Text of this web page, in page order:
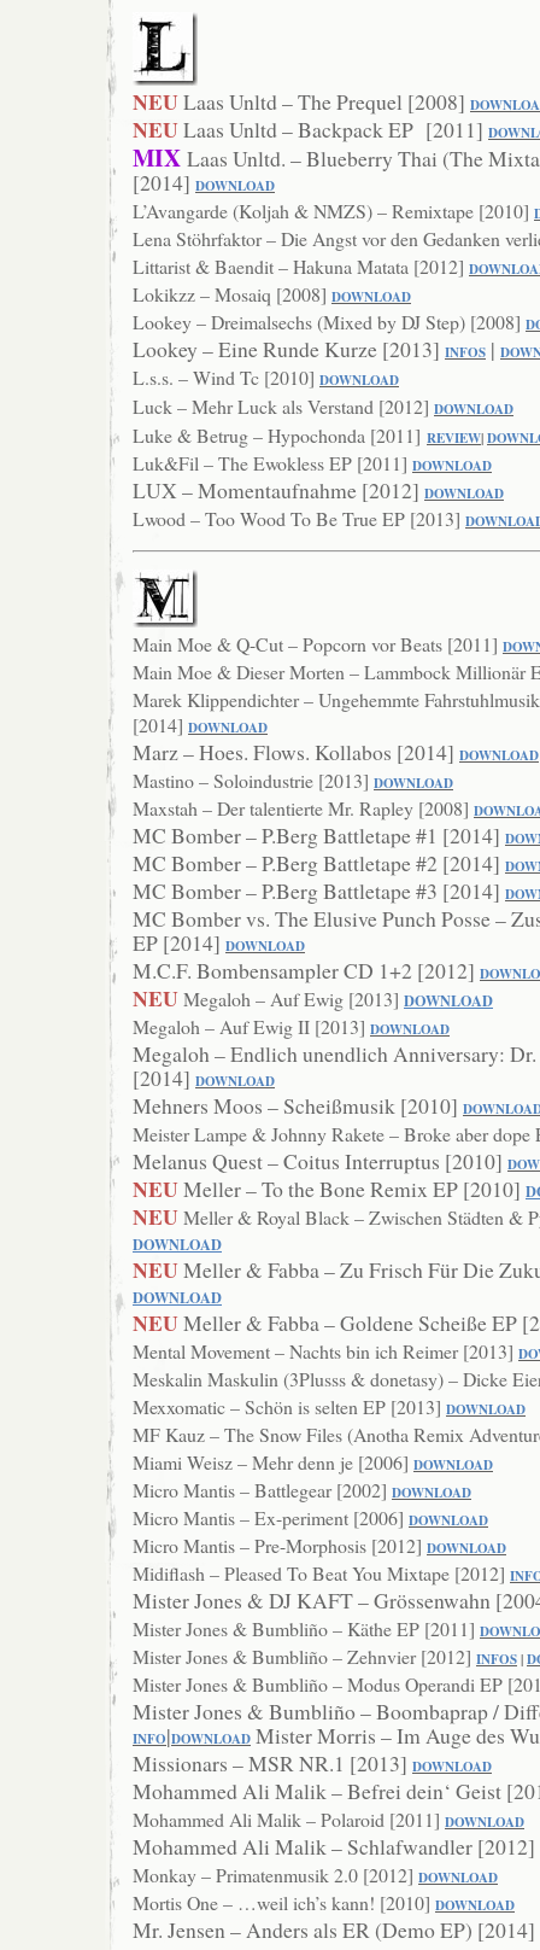
NEULaas Unltd – The Prequel [2008]
NEULaas Unltd – Backpack EP [2011]
MIX Laas Unltd. – Blueberry Thai (The
[2014] DOWNLOAD
L’Avangarde (Koljah & NMZS) – Remixtape [2010]
Lena Stöhrfaktor – Die Angst vor den Gedanken
Littarist & Baendit – Hakuna Matata [2012] DOW
Lokikzz – Mosaiq [2008] DOWNLOAD
Lookey – Dreimalsechs (Mixed by DJ Step) [2008]
Lookey – Eine Runde Kurze [2013] INFOS |
L.s.s. – Wind Tc [2010] DOWNLOAD
Luck – Mehr Luck als Verstand [2012] DOWNLOAD
Luke & Betrug – Hypochonda [2011] REVIEW|
Luk&Fil – The Ewokless EP [2011] DOWNLOAD
LUX – Momentaufnahme [2012] DOWNLOAD
Lwood – Too Wood To Be True EP [2013]
Main Moe & Q-Cut – Popcorn vor Beats [2011]
Main Moe & Dieser Morten – Lammbock Millionär
Marek Klippendichter – Ungehemmte
[2014] DOWNLOAD
Marz – Hoes. Flows. Kollabos [2014] DOWNLOAD
Mastino – Soloindustrie [2013] DOWNLOAD
Maxstah – Der talentierte Mr. Rapley [2008]
MC Bomber – P.Berg Battletape #1 [2014]
MC Bomber – P.Berg Battletape #2 [2014]
MC Bomber – P.Berg Battletape #3 [2014]
MC Bomber vs. The Elusive Punch Posse –
EP [2014] DOWNLOAD
M.C.F. Bombensampler CD 1+2 [2012]
NEUMegaloh – Auf Ewig [2013] DOWNLOAD
Megaloh – Auf Ewig II [2013] DOWNLOAD
Megaloh – Endlich unendlich Anniversary:
[2014] DOWNLOAD
Mehners Moos – Scheißmusik [2010]
Meister Lampe & Johnny Rakete – Broke aber
Melanus Quest – Coitus Interruptus [2010]
NEUMeller – To the Bone Remix EP [2010]
NEUMeller & Royal Black – Zwischen Städten &
DOWNLOAD
NEUMeller & Fabba – Zu Frisch Für Die
DOWNLOAD
NEUMeller & Fabba – Goldene Scheiße EP
Mental Movement – Nachts bin ich Reimer [2013]
Meskalin Maskulin (3Plusss & donetasy) – Dicke
Mexxomatic – Schön is selten EP [2013] DOWNLOAD
MF Kauz – The Snow Files (Anotha Remix
Miami Weisz – Mehr denn je [2006] DOWNLOAD
Micro Mantis – Battlegear [2002] DOWNLOAD
Micro Mantis – Ex-periment [2006] DOWNLOAD
Micro Mantis – Pre-Morphosis [2012] DOWNLOAD
Midiflash – Pleased To Beat You Mixtape [2012]
Mister Jones & DJ KAFT – Grössenwahn
Mister Jones & Bumbliño – Käthe EP [2011]
Mister Jones & Bumbliño – Zehnvier [2012] INFOS|
Mister Jones & Bumbliño – Modus Operandi EP
Mister Jones & Bumbliño – Boombaprap /
INFO|DOWNLOAD Mister Morris – Im Auge des
Missionars – MSR NR.1 [2013] DOWNLOAD
Mohammed Ali Malik – Befrei dein‘ Geist
Mohammed Ali Malik – Polaroid [2011] DOWNLOAD
Mohammed Ali Malik – Schlafwandler [2012]
Monkay – Primatenmusik 2.0 [2012] DOWNLOAD
Mortis One – …weil ich’s kann! [2010] DOWNLOAD
Mr. Jensen – Anders als ER (Demo EP) [2014]